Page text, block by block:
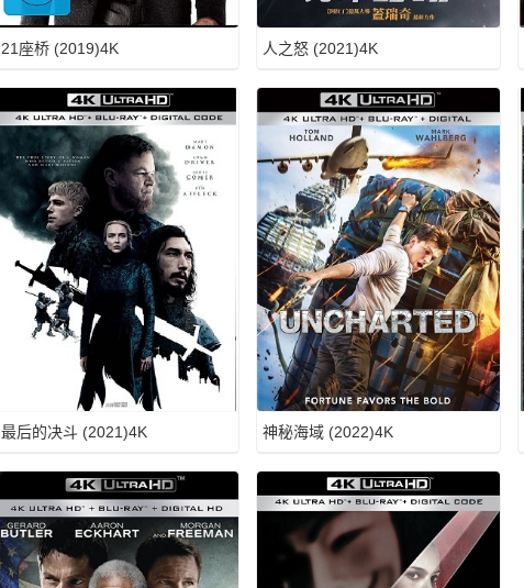
21座桥 (2019)4K 人之怒 (2021)4K
最后的决斗 (2021)4K 神秘海域 (2022)4K